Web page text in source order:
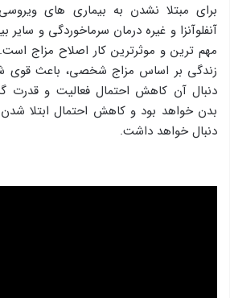
برای مبتلا نشدن به بیماری های
آنفلوآنزا و غیره درمان سرماخوردگی و
مهم ترین و موثرترین کار اصلاح مزاج
زندگی بر اساس مزاج شخصی، باعث قوی
دنبال آن کاهش احتمال فعالیت و قدرت
بدن خواهد بود و کاهش احتمال ابتلا شدن
دنبال خواهد داشت.